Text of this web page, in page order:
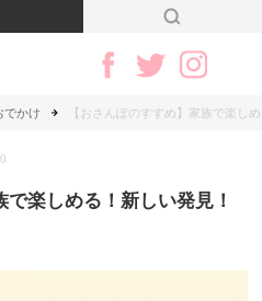
でかけ 【おさんぽのすすめ】家族で楽し
で楽しめる！新しい発見！